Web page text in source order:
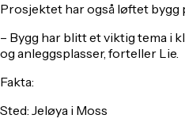
Prosjektet har også løftet bygg
– Bygg har blitt et viktig tema i
og anleggsplasser, forteller Lie.
Fakta:
Sted: Jeløya i Moss